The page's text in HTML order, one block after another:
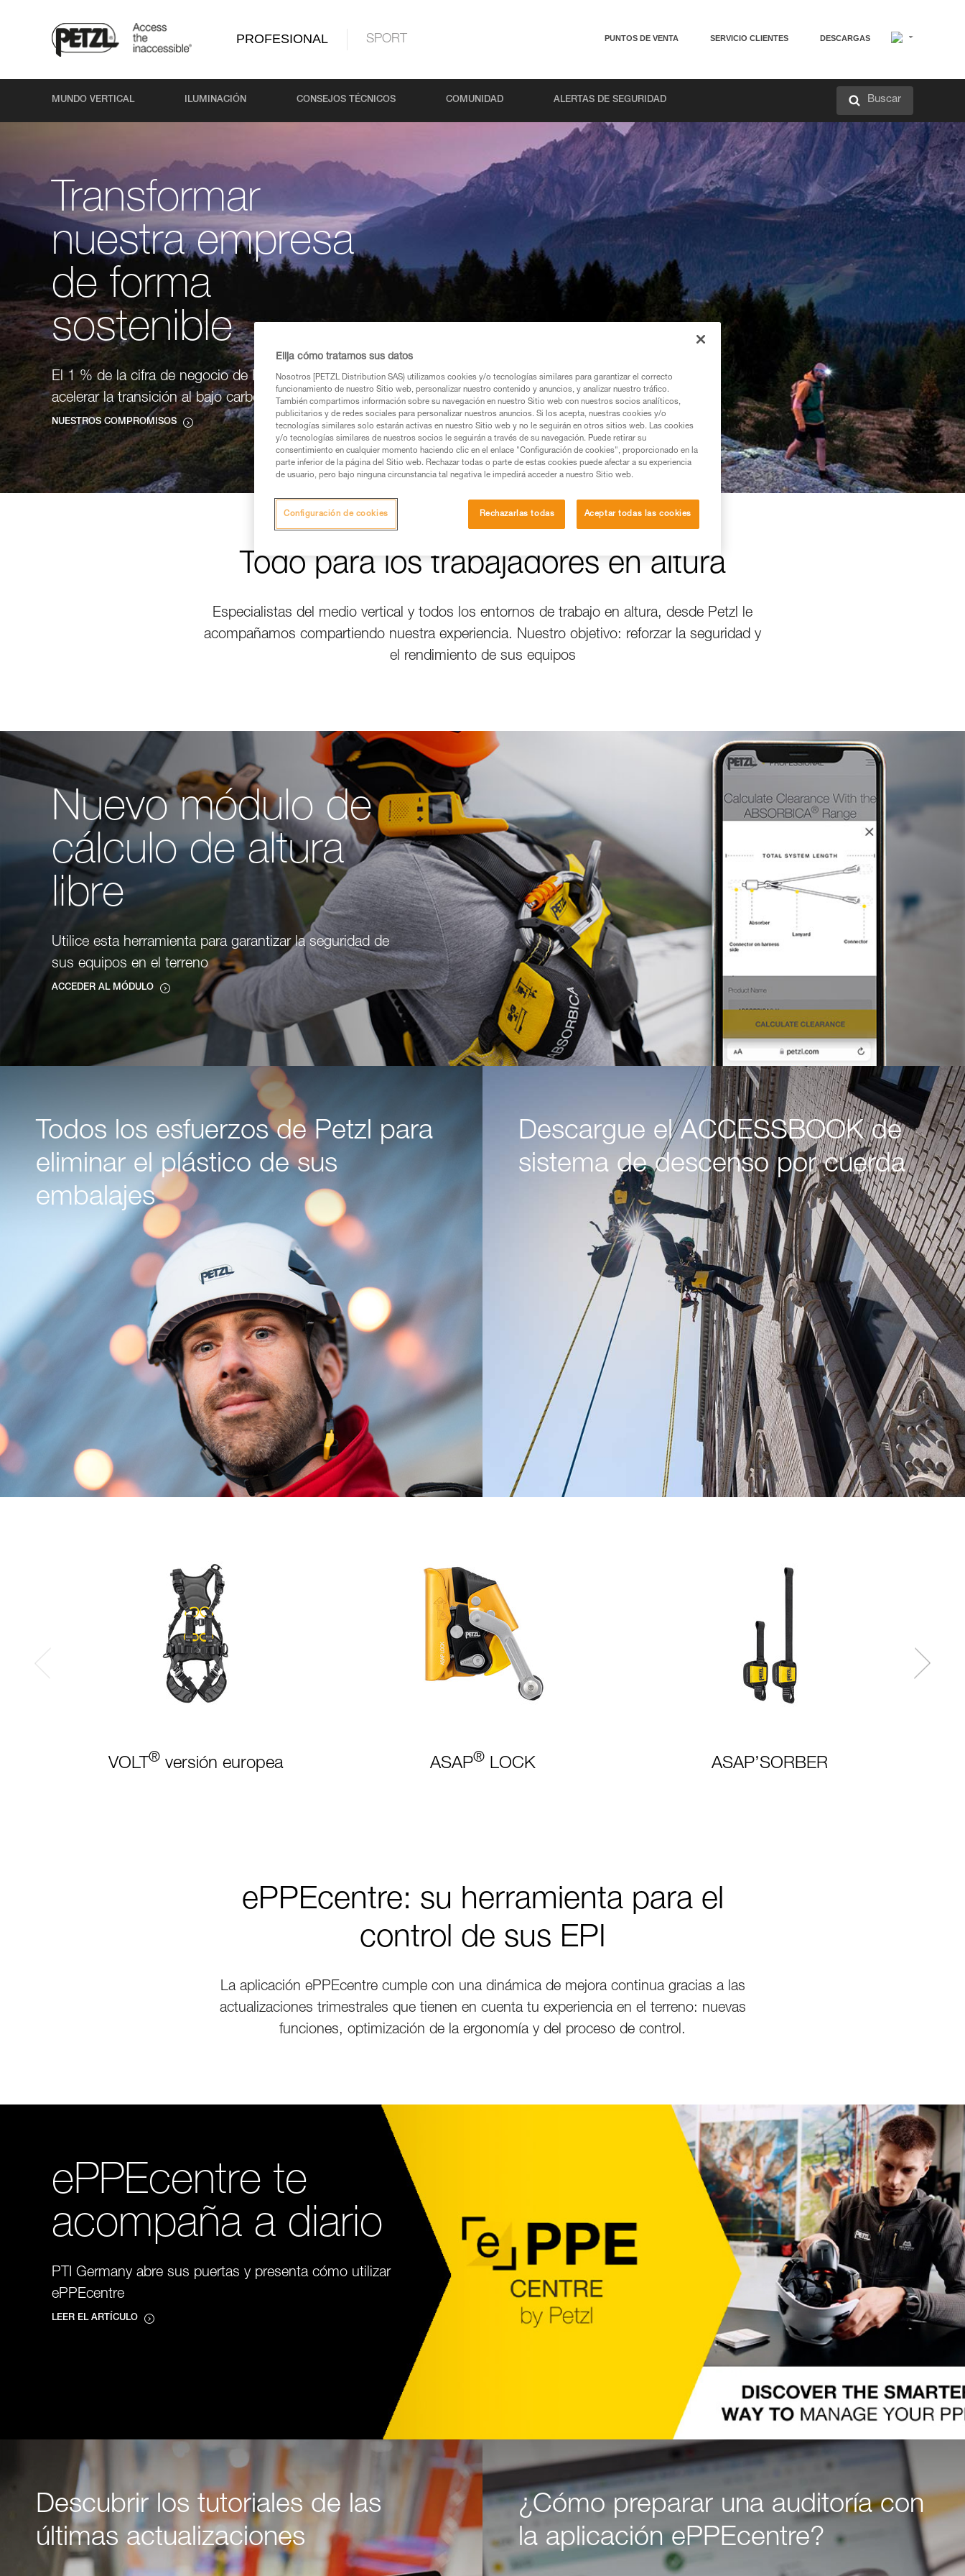
PROFESIONAL SPORT PUNTOS DE VENTA SERVICIO CLIENTES DESCARGAS
MUNDO VERTICAL ILUMINACIÓN CONSEJOS TÉCNICOS COMUNIDAD ALERTAS DE SEGURIDAD Buscar
Transformar
nuestra empresa
de forma
sostenible
El 1 % de la cifra de negocio de Petzl se ha invertido en
acelerar la transición al bajo carbono.
NUESTROS COMPROMISOS
Todo para los trabajadores en altura
Especialistas del medio vertical y todos los entornos de trabajo en altura, desde Petzl le
acompañamos compartiendo nuestra experiencia. Nuestro objetivo: reforzar la seguridad y
el rendimiento de sus equipos
Nuevo módulo de
cálculo de altura
libre
Utilice esta herramienta para garantizar la seguridad de
sus equipos en el terreno
ACCEDER AL MÓDULO
Todos los esfuerzos de Petzl para
eliminar el plástico de sus
embalajes
Descargue el ACCESSBOOK de
sistema de descenso por cuerda
VOLT ® versión europea ASAP® LOCK ASAP’SORBER
ePPEcentre: su herramienta para el
control de sus EPI
La aplicación ePPEcentre cumple con una dinámica de mejora continua gracias a las
actualizaciones trimestrales que tienen en cuenta tu experiencia en el terreno: nuevas
funciones, optimización de la ergonomía y del proceso de control.
ePPEcentre te
acompaña a diario
PTI Germany abre sus puertas y presenta cómo utilizar
ePPEcentre
LEER EL ARTÍCULO
Descubrir los tutoriales de las
últimas actualizaciones
¿Cómo preparar una auditoría con
la aplicación ePPEcentre?
Elija cómo tratamos sus datos
Nosotros [PETZL Distribution SAS) utilizamos cookies y/o tecnologías similares para garantizar el correcto
funcionamiento de nuestro Sitio web, personalizar nuestro contenido y anuncios, y analizar nuestro tráfico.
También compartimos información sobre su navegación en nuestro Sitio web con nuestros socios analíticos,
publicitarios y de redes sociales para personalizar nuestros anuncios. Si los acepta, nuestras cookies y/o
tecnologías similares solo estarán activas en nuestro Sitio web y no le seguirán en otros sitios web. Las cookies
y/o tecnologías similares de nuestros socios le seguirán a través de su navegación. Puede retirar su
consentimiento en cualquier momento haciendo clic en el enlace "Configuración de cookies", proporcionado en la
parte inferior de la página del Sitio web. Rechazar todas o parte de estas cookies puede afectar a su experiencia
de usuario, pero bajo ninguna circunstancia tal negativa le impedirá acceder a nuestro Sitio web.
Rechazarlas todas Aceptar todas las cookies
Configuración de cookies